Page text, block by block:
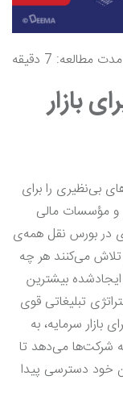
مدت مطالعه: 7 دقیقه
بازار
بی‌نظیری را برای
و مؤسسات مالی
در بورس نقل همه‌ی
می‌کنند هر چه
بیشترین
تبلیغاتی قوی
بازار سرمایه، به
شرکت‌ها می‌دهد تا
خود دسترسی پیدا